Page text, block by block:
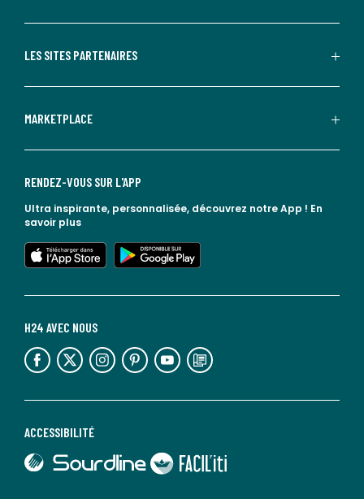
LES SITES PARTENAIRES
MARKETPLACE
ACCESSIBILITÉ
lien vers Sourdline
lien vers Faciliti
H24 AVEC NOUS
lien vers l'espace réseaux sociaux lien vers l'espace réseaux sociaux lien vers l'espace réseaux sociaux lien vers l'espace réseaux sociaux lien vers l'espace réseaux sociaux lien vers le blog la redoute
RENDEZ-VOUS SUR L'APP
Ultra inspirante, personnalisée, découvrez notre App ! En
savoir plus
lien vers l'app store
lien vers google play